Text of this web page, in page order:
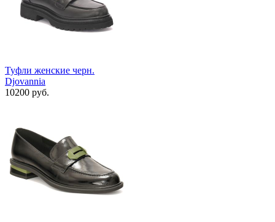
Туфли женские черн.
Djovannia
10200 руб.